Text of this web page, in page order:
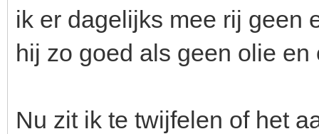
ik er dagelijks mee rij geen
hij zo goed als geen olie
Nu zit ik te twijfelen of het